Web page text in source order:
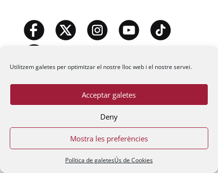
Utilitzem galetes per optimitzar el nostre lloc web i el nostre servei.
Acceptar galetes
Deny
Mostra les preferències
Política de galetesÚs de Cookies